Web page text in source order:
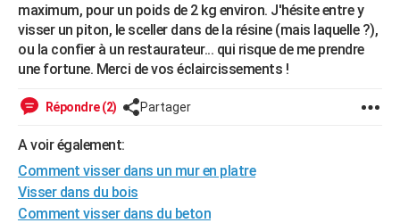
Alimentation
Guide de la santé
Maladies
Médicaments
Sommeil
VOYAGE
Destinations
City break
Voyage nature
Voyage de noces
Forum
Climat
+PHOTO
GUIDES D'ACHAT
CARTE DE VOEUX
Carte de Noël
Carte Bonne année
Carte Saint-Valentin
Carte Pâques
Carte d'anniversaire
maximum, pour un poids de 2 kg environ. J'hésite entre y
visser un piton, le sceller dans de la résine (mais laquelle ?),
ou la confier à un restaurateur... qui risque de me prendre
une fortune. Merci de vos éclaircissements !
Répondre (2) Partager
A voir également:
Comment visser dans un mur en platre
Visser dans du bois
Comment visser dans du beton